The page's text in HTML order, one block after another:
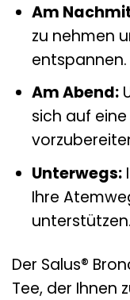
Am
zu nehmen
entspannen.
Am Abend:
sich auf
Unterwegs:
Ihre
unterstützen.
Der Salus®
Tee, der Ihnen